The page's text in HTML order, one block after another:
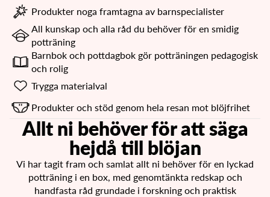
Produkter noga framtagna av barnspecialister
All kunskap och alla råd du behöver för en smidig
potträning
Barnbok och pottdagbok gör potträningen pedagogisk
och rolig
Trygga materialval
Produkter och stöd genom hela resan mot blöjfrihet
Allt ni behöver för att säga
hejdå till blöjan
Vi har tagit fram och samlat allt ni behöver för en lyckad
potträning i en box, med genomtänkta redskap och
handfasta råd grundade i forskning och praktisk